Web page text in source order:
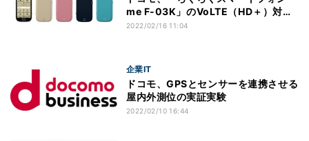
me F-03K」のVoLTE（HD＋）対応
について告知
2022/02/16 11:04
企業IT
ドコモ、GPSとセンサーを連携させる
屋内外測位の実証実験
2022/02/10 16:44